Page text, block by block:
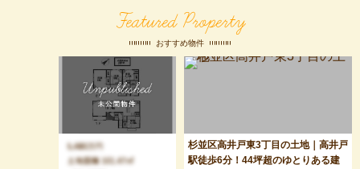
Featured Property
おすすめ物件
杉並区高井戸東3丁目の土地｜高井戸
駅徒歩6分！44坪超のゆとりある建